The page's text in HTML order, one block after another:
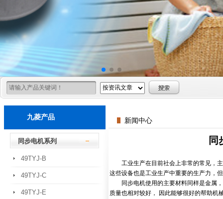
九菱产品
同步电机系列
49TYJ-B
49TYJ-C
49TYJ-E
新闻中心
同
工业生产在目前社会上非常的常见，主
这些设备也是工业生产中重要的生产力，
同步电机使用的主要材料同样是金属，
质量也相对较好， 因此能够很好的帮助机